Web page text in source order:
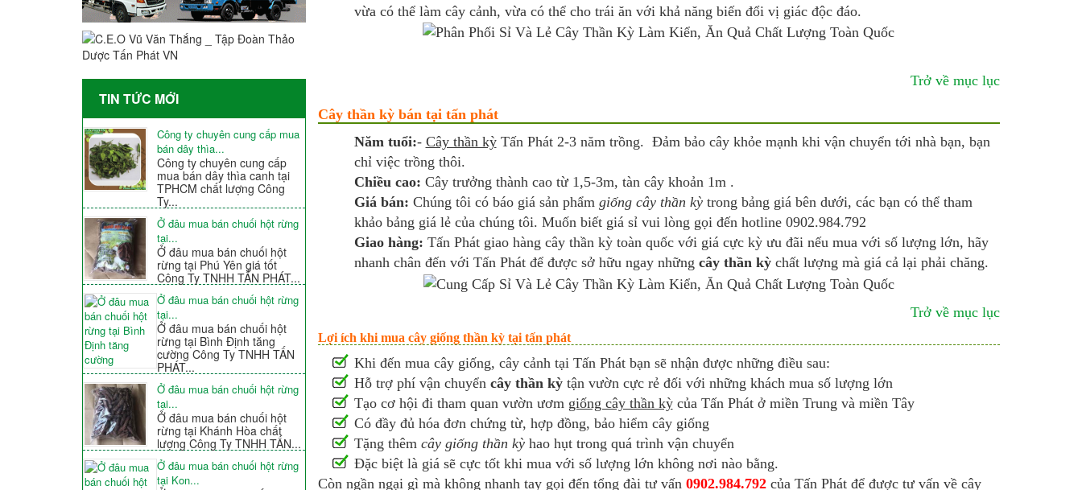
TIN TỨC MỚI
Công ty chuyên cung cấp mua
bán dây thìa...
Công ty chuyên cung cấp
mua bán dây thìa canh tại
TPHCM chất lượng Công
Ty...
Ở đâu mua bán chuối hột rừng
tại...
Ở đâu mua bán chuối hột
rừng tại Phú Yên giá tốt
Công Ty TNHH TẤN PHÁT...
Ở đâu mua bán chuối hột rừng
tại...
Ở đâu mua bán chuối hột
rừng tại Bình Định tăng
cường Công Ty TNHH TẤN
PHÁT...
Ở đâu mua bán chuối hột rừng
tại...
Ở đâu mua bán chuối hột
rừng tại Khánh Hòa chất
lượng Công Ty TNHH TẤN...
Ở đâu mua bán chuối hột rừng
tại Kon...
vừa có thể làm cây cảnh, vừa có thể cho trái ăn với khả năng biến đổi vị giác độc đáo.
Trở về mục lục
Cây thần kỳ bán tại tấn phát
Năm tuổi:- Cây thần kỳTấn Phát 2-3 năm trồng. Đảm bảo cây khỏe mạnh khi vận chuyển tới nhà bạn, bạn
chỉ việc trồng thôi.
Chiều cao: Cây trưởng thành cao từ 1,5-3m, tàn cây khoản 1m .
Giá bán: Chúng tôi có báo giá sản phẩm giống cây thần kỳtrong bảng giá bên dưới, các bạn có thể tham
khảo bảng giá lẻ của chúng tôi. Muốn biết giá sỉ vui lòng gọi đến hotline 0902.984.792
Giao hàng: Tấn Phát giao hàng cây thần kỳ toàn quốc với giá cực kỳ ưu đãi nếu mua với số lượng lớn, hãy
nhanh chân đến với Tấn Phát để được sở hữu ngay những cây thần kỳchất lượng mà giá cả lại phải chăng.
Trở về mục lục
Lợi ích khi mua cây giống thần kỳ tại tấn phát
Khi đến mua cây giống, cây cảnh tại Tấn Phát bạn sẽ nhận được những điều sau:
Hỗ trợ phí vận chuyển cây thần kỳtận vườn cực rẻ đối với những khách mua số lượng lớn
Tạo cơ hội đi tham quan vườn ươm giống cây thần kỳcủa Tấn Phát ở miền Trung và miền Tây
Có đầy đủ hóa đơn chứng từ, hợp đồng, bảo hiểm cây giống
Tặng thêm cây giống thần kỳhao hụt trong quá trình vận chuyển
Đặc biệt là giá sẽ cực tốt khi mua với số lượng lớn không nơi nào bằng.
Còn ngần ngại gì mà không nhanh tay gọi đến tổng đài tư vấn 0902.984.792của Tấn Phát để được tư vấn về cây